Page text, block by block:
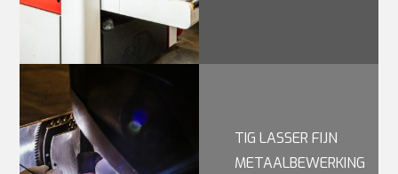
TIG LASSER FIJN
METAALBEWERKING